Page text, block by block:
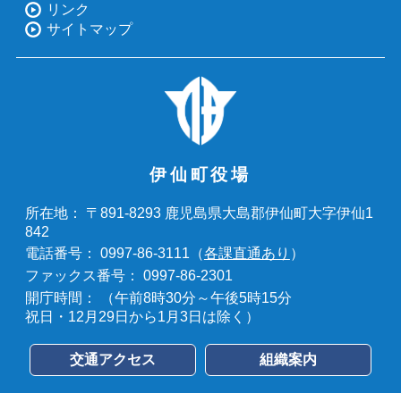
リンク
サイトマップ
伊仙町役場
所在地：
〒891-8293 鹿児島県大島郡伊仙町大字伊仙1
842
電話番号：
0997-86-3111（各課直通あり ）
ファックス番号：
0997-86-2301
開庁時間：
（午前8時30分～午後5時15分
祝日・12月29日から1月3日は除く）
交通アクセス 組織案内